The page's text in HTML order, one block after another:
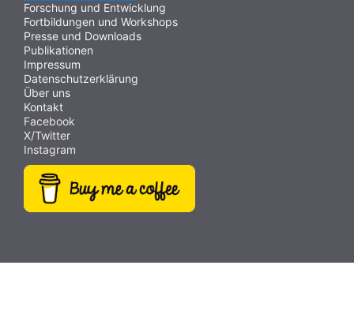
Forschung und Entwicklung
Fortbildungen und Workshops
Presse und Downloads
Publikationen
Impressum
Datenschutzerklärung
Über uns
Kontakt
Facebook
X/Twitter
Instagram